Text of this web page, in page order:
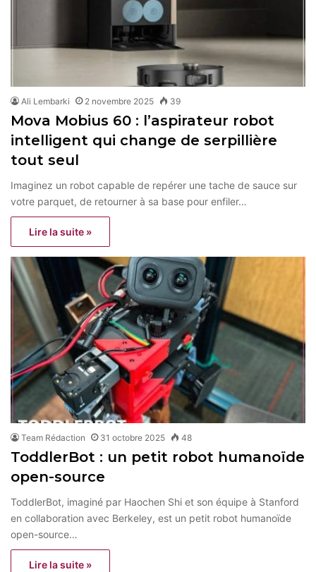
Ali Lembarki 2 novembre 2025 39
Mova Mobius 60 : l’aspirateur robot
intelligent qui change de serpillière
tout seul
Imaginez un robot capable de repérer une tache de sauce sur
votre parquet, de retourner à sa base pour enfiler…
Lire la suite »
Team Rédaction 31 octobre 2025 48
ToddlerBot : un petit robot humanoïde
open-source
ToddlerBot, imaginé par Haochen Shi et son équipe à Stanford
en collaboration avec Berkeley, est un petit robot humanoïde
open-source…
Lire la suite »